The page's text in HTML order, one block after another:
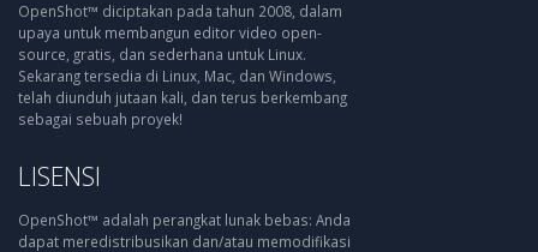
OpenShot™ diciptakan pada tahun 2008, dalam
upaya untuk membangun editor video open-
source, gratis, dan sederhana untuk Linux.
Sekarang tersedia di Linux, Mac, dan Windows,
telah diunduh jutaan kali, dan terus berkembang
sebagai sebuah proyek!
LISENSI
OpenShot™ adalah perangkat lunak bebas: Anda
dapat meredistribusikan dan/atau memodifikasi